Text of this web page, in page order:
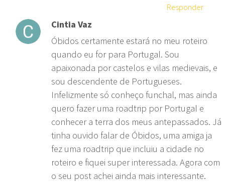
Responder
Cintia Vaz
Óbidos certamente estará no meu roteiro
quando eu for para Portugal. Sou
apaixonada por castelos e vilas medievais, e
sou descendente de Portugueses.
Infelizmente só conheço funchal, mas ainda
quero fazer uma roadtrip por Portugal e
conhecer a terra dos meus antepassados. Já
tinha ouvido falar de Óbidos, uma amiga ja
fez uma roadtrip que incluiu a cidade no
roteiro e fiquei super interessada. Agora com
o seu post achei ainda mais interessante.